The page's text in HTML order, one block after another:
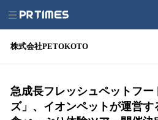
株式会社PETOKOTO
急成長フレッシュペットフー
ズ」、イオンペットが運営